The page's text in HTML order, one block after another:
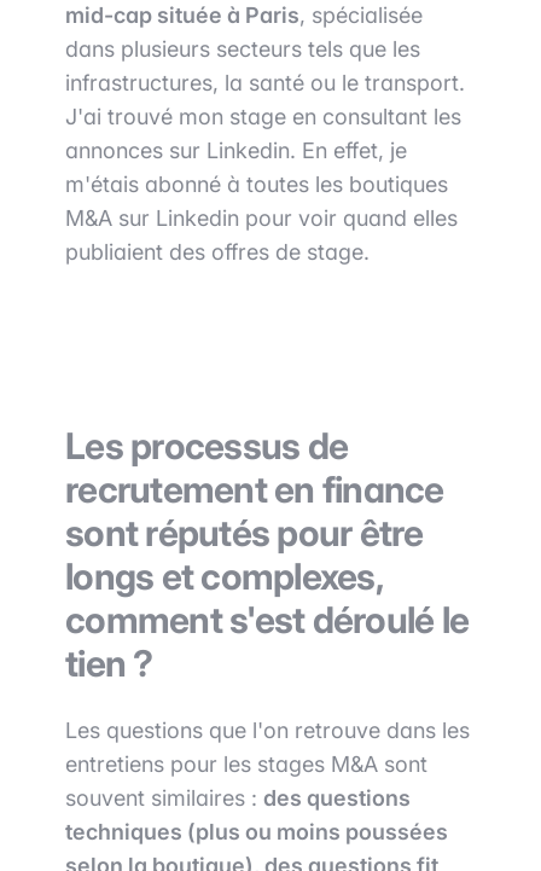
mid-cap située à Paris, spécialisée
dans plusieurs secteurs tels que les
infrastructures, la santé ou le transport.
J'ai trouvé mon stage en consultant les
annonces sur Linkedin. En effet, je
m'étais abonné à toutes les boutiques
M&A sur Linkedin pour voir quand elles
publiaient des offres de stage.
Les processus de
recrutement en finance
sont réputés pour être
longs et complexes,
comment s'est déroulé le
tien ?
Les questions que l'on retrouve dans les
entretiens pour les stages M&A sont
souvent similaires : des questions
techniques (plus ou moins poussées
selon la boutique), des questions fit